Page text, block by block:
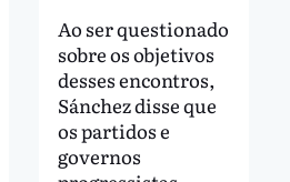
Ao ser questionado
sobre os objetivos
desses encontros,
Sánchez disse que
os partidos e
governos